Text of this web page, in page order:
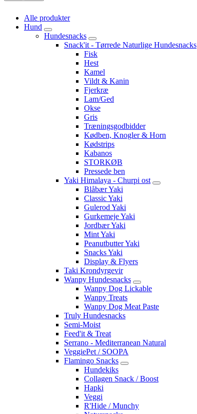
Alle produkter
Hund
Hundesnacks
Snack'it - Tørrede Naturlige Hundesnacks
Fisk
Hest
Kamel
Vildt & Kanin
Fjerkræ
Lam/Ged
Okse
Gris
Træningsgodbidder
Kødben, Knogler & Horn
Kødstrips
Kabanos
STORKØB
Pressede ben
Yaki Himalaya - Churpi ost
Blåbær Yaki
Classic Yaki
Gulerod Yaki
Gurkemeje Yaki
Jordbær Yaki
Mint Yaki
Peanutbutter Yaki
Snacks Yaki
Display & Flyers
Taki Krondyrgevir
Wanpy Hundesnacks
Wanpy Dog Lickable
Wanpy Treats
Wanpy Dog Meat Paste
Truly Hundesnacks
Semi-Moist
Feed'it & Treat
Serrano - Mediterranean Natural
VeggiePet / SOOPA
Flamingo Snacks
Hundekiks
Collagen Snack / Boost
Hapki
Veggi
R'Hide / Munchy